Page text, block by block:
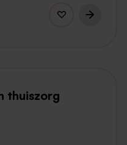
thuiszorg